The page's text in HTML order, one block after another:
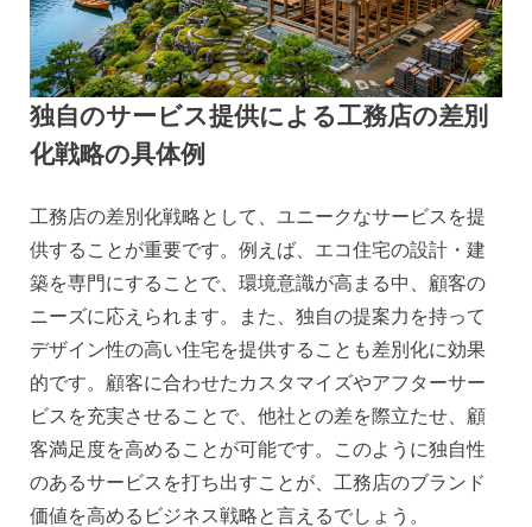
独自のサービス提供による工務店の差別
化戦略の具体例
工務店の差別化戦略として、ユニークなサービスを提
供することが重要です。例えば、エコ住宅の設計・建
築を専門にすることで、環境意識が高まる中、顧客の
ニーズに応えられます。また、独自の提案力を持って
デザイン性の高い住宅を提供することも差別化に効果
的です。顧客に合わせたカスタマイズやアフターサー
ビスを充実させることで、他社との差を際立たせ、顧
客満足度を高めることが可能です。このように独自性
のあるサービスを打ち出すことが、工務店のブランド
価値を高めるビジネス戦略と言えるでしょう。